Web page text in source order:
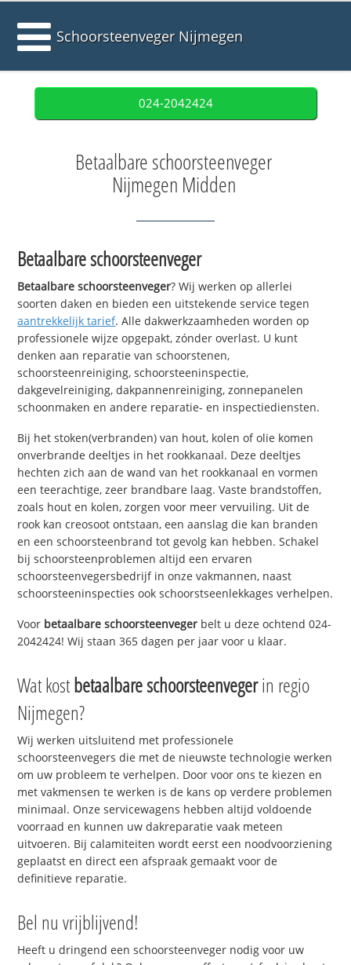
Schoorsteenveger Nijmegen
024-2042424
Betaalbare schoorsteenveger
Nijmegen Midden
Betaalbare schoorsteenveger
Betaalbare schoorsteenveger? Wij werken op allerlei
soorten daken en bieden een uitstekende service tegen
aantrekkelijk tarief. Alle dakwerkzaamheden worden op
professionele wijze opgepakt, zónder overlast. U kunt
denken aan reparatie van schoorstenen,
schoorsteenreiniging, schoorsteeninspectie,
dakgevelreiniging, dakpannenreiniging, zonnepanelen
schoonmaken en andere reparatie- en inspectiediensten.
Bij het stoken(verbranden) van hout, kolen of olie komen
onverbrande deeltjes in het rookkanaal. Deze deeltjes
hechten zich aan de wand van het rookkanaal en vormen
een teerachtige, zeer brandbare laag. Vaste brandstoffen,
zoals hout en kolen, zorgen voor meer vervuiling. Uit de
rook kan creosoot ontstaan, een aanslag die kan branden
en een schoorsteenbrand tot gevolg kan hebben. Schakel
bij schoorsteenproblemen altijd een ervaren
schoorsteenvegersbedrijf in onze vakmannen, naast
schoorsteeninspecties ook schoorstseenlekkages verhelpen.
Voor betaalbare schoorsteenveger belt u deze ochtend 024-
2042424! Wij staan 365 dagen per jaar voor u klaar.
Wat kostbetaalbare schoorsteenvegerin regio
Nijmegen?
Wij werken uitsluitend met professionele
schoorsteenvegers die met de nieuwste technologie werken
om uw probleem te verhelpen. Door voor ons te kiezen en
met vakmensen te werken is de kans op verdere problemen
minimaal. Onze servicewagens hebben altijd voldoende
voorraad en kunnen uw dakreparatie vaak meteen
uitvoeren. Bij calamiteiten wordt eerst een noodvoorziening
geplaatst en direct een afspraak gemaakt voor de
definitieve reparatie.
Bel nu vrijblijvend!
Heeft u dringend een schoorsteenveger nodig voor uw